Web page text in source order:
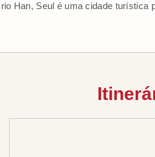
Han, Seul é uma cidade